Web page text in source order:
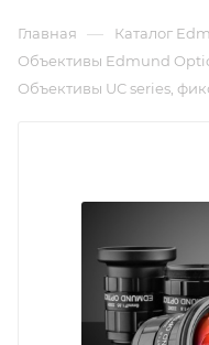
Главная — Каталог
Объективы Edmund
Объективы UC series,